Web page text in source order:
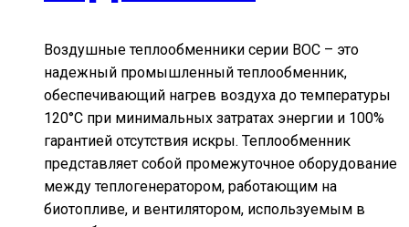
Воздушные теплообменники серии ВОС – это
надежный промышленный теплообменник,
обеспечивающий нагрев воздуха до температуры
120°С при минимальных затратах энергии и 100%
гарантией отсутствия искры. Теплообменник
представляет собой промежуточное оборудование
между теплогенератором, работающим на
биотопливе, и вентилятором, используемым в